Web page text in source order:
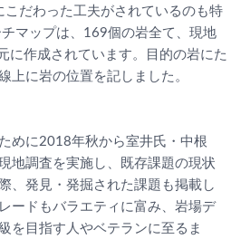
こだわった工夫がされているのも特
マップは、169個の岩全て、現地
に作成されています。目的の岩にた
上に岩の位置を記しました。
めに2018年秋から室井氏・中根
地調査を実施し、既存課題の現状
、発見・発掘された課題も掲載し
ードもバラエティに富み、岩場デ
を目指す人やベテランに至るま